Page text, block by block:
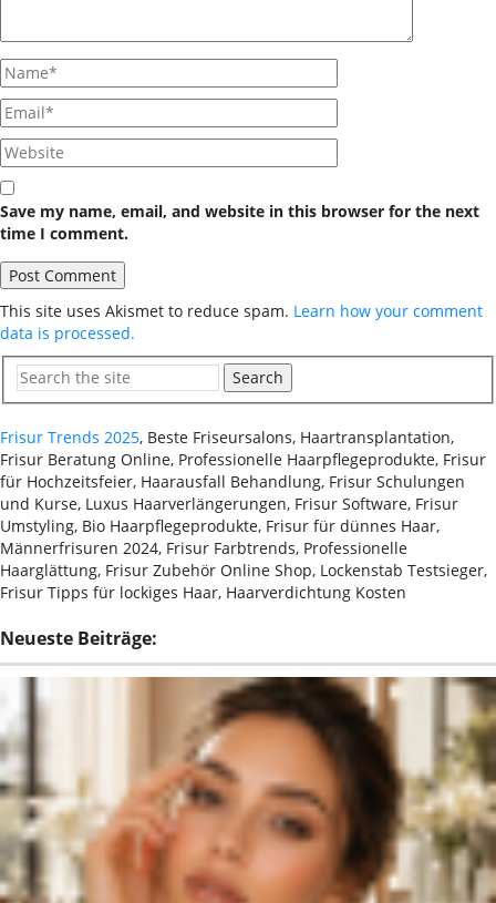
Save my name, email, and website in this browser for the next
time I comment.
This site uses Akismet to reduce spam. Learn how your comment
data is processed.
Search
Frisur Trends 2025, Beste Friseursalons, Haartransplantation,
Frisur Beratung Online, Professionelle Haarpflegeprodukte, Frisur
für Hochzeitsfeier, Haarausfall Behandlung, Frisur Schulungen
und Kurse, Luxus Haarverlängerungen, Frisur Software, Frisur
Umstyling, Bio Haarpflegeprodukte, Frisur für dünnes Haar,
Männerfrisuren 2024, Frisur Farbtrends, Professionelle
Haarglättung, Frisur Zubehör Online Shop, Lockenstab Testsieger,
Frisur Tipps für lockiges Haar, Haarverdichtung Kosten
Neueste Beiträge: